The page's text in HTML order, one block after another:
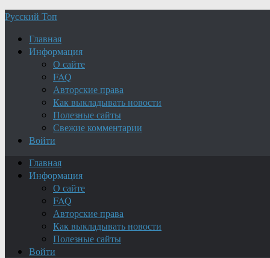
Русский Топ
Главная
Информация
О сайте
FAQ
Авторские права
Как выкладывать новости
Полезные сайты
Свежие комментарии
Войти
Главная
Информация
О сайте
FAQ
Авторские права
Как выкладывать новости
Полезные сайты
Войти